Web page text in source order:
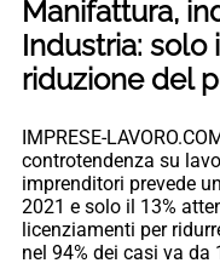
Manifattura,
Industria: solo
riduzione del
IMPRESE-
controtendenza su
imprenditori prevede
2021 e solo il 13%
licenziamenti per
nel 94% dei casi va da